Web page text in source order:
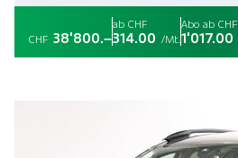
CHF 38'800.–
ab CHF
314.00 /Mt.
Abo ab CHF
1'017.00